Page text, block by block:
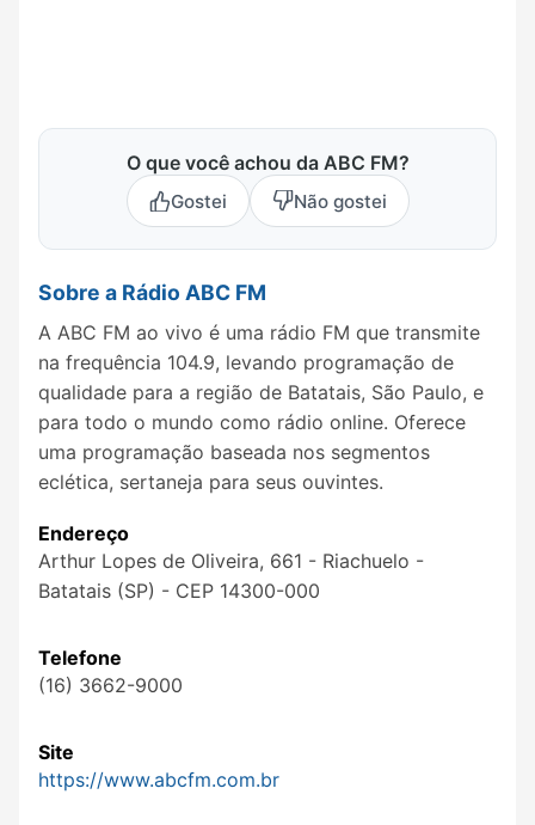
O que você achou da ABC FM?
Gostei Não gostei
Sobre a Rádio ABC FM
A ABC FM ao vivo é uma rádio FM que transmite
na frequência 104.9, levando programação de
qualidade para a região de Batatais, São Paulo, e
para todo o mundo como rádio online. Oferece
uma programação baseada nos segmentos
eclética, sertaneja para seus ouvintes.
Endereço
Arthur Lopes de Oliveira, 661 - Riachuelo -
Batatais (SP) - CEP 14300-000
Telefone
(16) 3662-9000
Site
https://www.abcfm.com.br